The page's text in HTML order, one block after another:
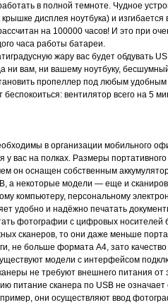
в полной темноте. Чудное
дисплея ноутбука) и
на 100000 часов! И это при
часа работы батареи.
жару вас будет обдувать
ни вам, ни вашему ноутбуку,
пропеллер под любым
беспокоиться: вентилятор всего на 5
в организации мобильного
вас на полках. Размеры
он оснащен собственным
а некоторые модели — еще и
компьютеру, персональному
удобно и надёжно печатать
фотографии с цифровых носителей
сканеров, то они даже меньше
не больше формата А4, зато
модели с интерфейсом
не требуют внешнего питания от
питание сканера по USB не
они осуществляют ввод